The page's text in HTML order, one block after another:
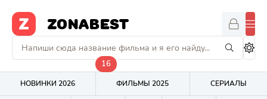
ZONABEST
НОВИНКИ 2026
16
ФИЛЬМЫ 2025 СЕРИАЛЫ